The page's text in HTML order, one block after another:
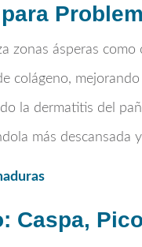
zonas ásperas como
colágeno,
la dermatitis del
más descansada
Caspa,